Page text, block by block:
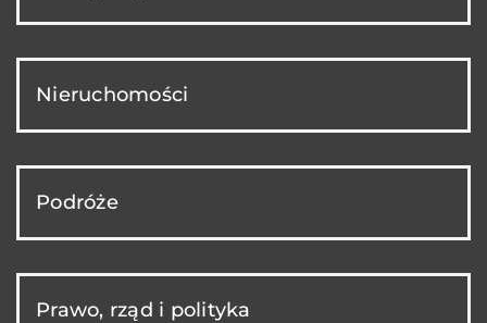
Nieruchomości
Podróże
Prawo, rząd i polityka